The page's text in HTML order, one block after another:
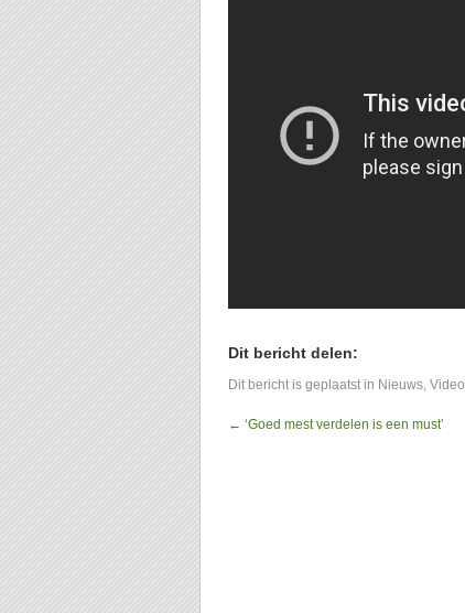
Dit bericht delen:
Dit bericht is geplaatst in Nieuws, Video
← ‘Goed mest verdelen is een must’